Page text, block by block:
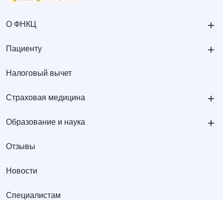
О ФНКЦ +
Пациенту +
Налоговый вычет
Страховая медицина +
Образование и наука +
Отзывы
Новости
Специалистам